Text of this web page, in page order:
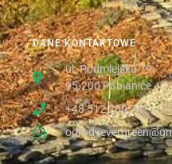
DANE KONTAKTOWE
ul. Podmiejska 79
95-200 Pabianice
+48 512 200 747